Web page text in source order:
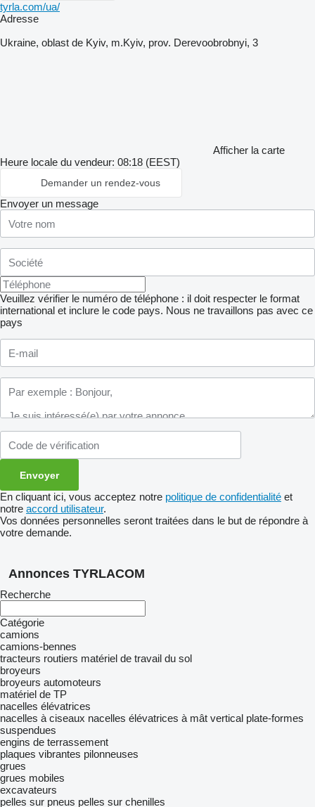
tyrla.com/ua/
Adresse
Ukraine, oblast de Kyiv, m.Kyiv, prov. Derevoobrobnyi, 3
Afficher la carte
Heure locale du vendeur: 08:18 (EEST)
Demander un rendez-vous
Envoyer un message
Veuillez vérifier le numéro de téléphone : il doit respecter le format
international et inclure le code pays. Nous ne travaillons pas avec ce
pays
En cliquant ici, vous acceptez notre politique de confidentialité et
notre accord utilisateur.
Vos données personnelles seront traitées dans le but de répondre à
votre demande.
Annonces TYRLACOM
Recherche
Catégorie
camions
camions-bennes
tracteurs routiers matériel de travail du sol
broyeurs
broyeurs automoteurs
matériel de TP
nacelles élévatrices
nacelles à ciseaux nacelles élévatrices à mât vertical plate-formes
suspendues
engins de terrassement
plaques vibrantes pilonneuses
grues
grues mobiles
excavateurs
pelles sur pneus pelles sur chenilles